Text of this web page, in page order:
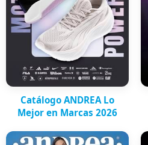
Catálogo ANDREA Lo
Mejor en Marcas 2026